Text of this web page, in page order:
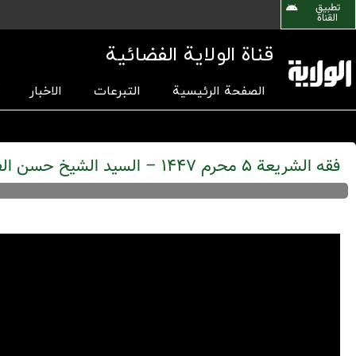
تطبیق
القناة
قناة الولاية الفضائية
الصفحة الرئيسية التبرعات الاخبار
فقه الشریعة 5 محرم 1447 – السيد الشیخ حسن الفتوني